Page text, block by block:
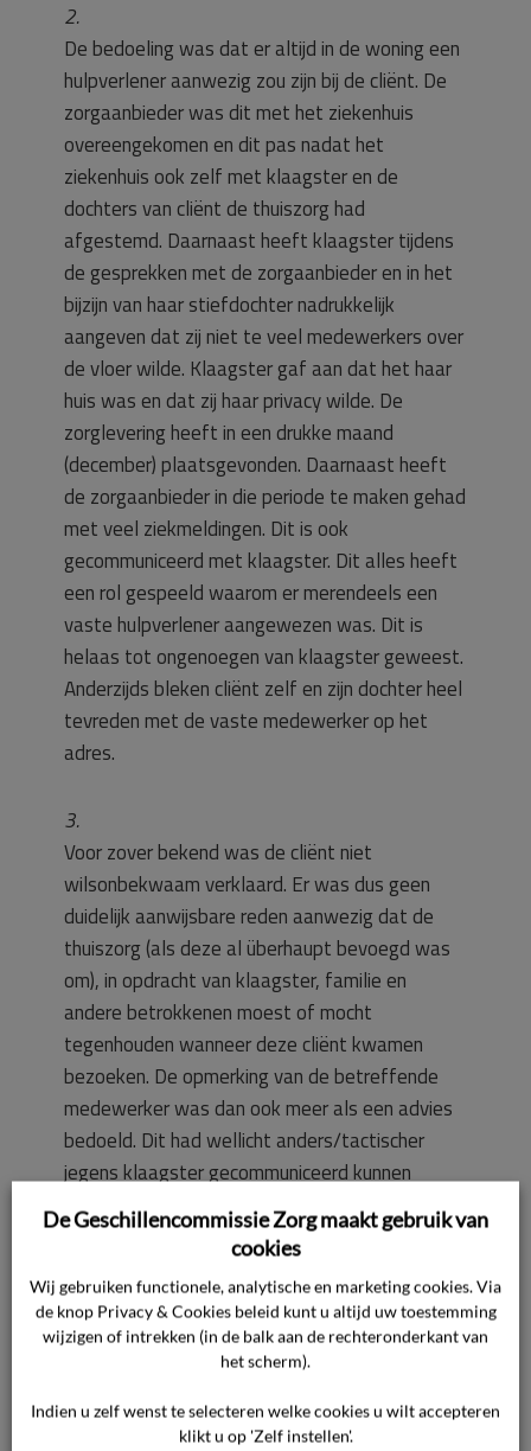
2.
De bedoeling was dat er altijd in de woning een
hulpverlener aanwezig zou zijn bij de cliënt. De
zorgaanbieder was dit met het ziekenhuis
overeengekomen en dit pas nadat het
ziekenhuis ook zelf met klaagster en de
dochters van cliënt de thuiszorg had
afgestemd. Daarnaast heeft klaagster tijdens
de gesprekken met de zorgaanbieder en in het
bijzijn van haar stiefdochter nadrukkelijk
aangeven dat zij niet te veel medewerkers over
de vloer wilde. Klaagster gaf aan dat het haar
huis was en dat zij haar privacy wilde. De
zorglevering heeft in een drukke maand
(december) plaatsgevonden. Daarnaast heeft
de zorgaanbieder in die periode te maken gehad
met veel ziekmeldingen. Dit is ook
gecommuniceerd met klaagster. Dit alles heeft
een rol gespeeld waarom er merendeels een
vaste hulpverlener aangewezen was. Dit is
helaas tot ongenoegen van klaagster geweest.
Anderzijds bleken cliënt zelf en zijn dochter heel
tevreden met de vaste medewerker op het
adres.
3.
Voor zover bekend was de cliënt niet
wilsonbekwaam verklaard. Er was dus geen
duidelijk aanwijsbare reden aanwezig dat de
thuiszorg (als deze al überhaupt bevoegd was
om), in opdracht van klaagster, familie en
andere betrokkenen moest of mocht
tegenhouden wanneer deze cliënt kwamen
bezoeken. De opmerking van de betreffende
medewerker was dan ook meer als een advies
bedoeld. Dit had wellicht anders/tactischer
jegens klaagster gecommuniceerd kunnen
worden.
Volgens de ziekhuisoverdracht had klaagster,
maar ook de kinderen van cliënt al vóór het
ontslag uit het ziekenhuis contact met de
zorghulpmiddelenwinkel [naam]. Het ziekenhuis
of de huisarts zorgt voor de levering van de
De Geschillencommissie Zorg maakt gebruik van
cookies
Wij gebruiken functionele, analytische en marketing cookies. Via
de knop Privacy & Cookies beleid kunt u altijd uw toestemming
wijzigen of intrekken (in de balk aan de rechteronderkant van
het scherm).
Indien u zelf wenst te selecteren welke cookies u wilt accepteren
klikt u op 'Zelf instellen'.